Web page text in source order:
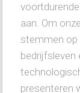
aan. Om
stemmen op
bedrijfsleven
presenteren